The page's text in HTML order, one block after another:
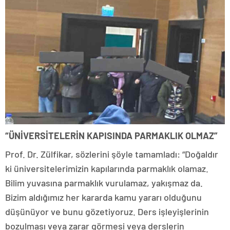
“ÜNİVERSİTELERİN KAPISINDA PARMAKLIK OLMAZ”
Prof. Dr. Zülfikar, sözlerini şöyle tamamladı: “Doğaldır
ki üniversitelerimizin kapılarında parmaklık olamaz.
Bilim yuvasına parmaklık vurulamaz, yakışmaz da.
Bizim aldığımız her kararda kamu yararı olduğunu
düşünüyor ve bunu gözetiyoruz. Ders işleyişlerinin
bozulması veya zarar görmesi veya derslerin